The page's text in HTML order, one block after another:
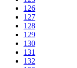
126
127
128
129
130
131
132